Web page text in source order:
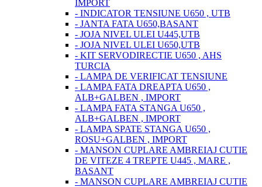
IMPORT
- INDICATOR TENSIUNE U650 , UTB
- JANTA FATA U650,BASANT
- JOJA NIVEL ULEI U445,UTB
- JOJA NIVEL ULEI U650,UTB
- KIT SERVODIRECTIE U650 , AHS
TURCIA
- LAMPA DE VERIFICAT TENSIUNE
- LAMPA FATA DREAPTA U650 ,
ALB+GALBEN , IMPORT
- LAMPA FATA STANGA U650 ,
ALB+GALBEN , IMPORT
- LAMPA SPATE STANGA U650 ,
ROSU+GALBEN , IMPORT
- MANSON CUPLARE AMBREIAJ CUTIE
DE VITEZE 4 TREPTE U445 , MARE ,
BASANT
- MANSON CUPLARE AMBREIAJ CUTIE